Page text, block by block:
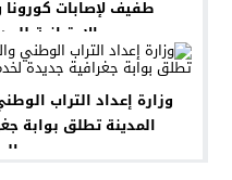
طفيف لإصابات كورونا
الإحترازية
وزارة إعداد التراب
المدينة تطلق بوابة